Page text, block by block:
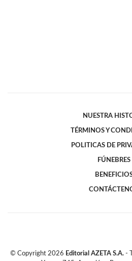
NUESTRA
TÉRMINOS Y
POLITICAS DE
FÚNEBRES
© Copyright 2026 Editorial AZETA S.A. -